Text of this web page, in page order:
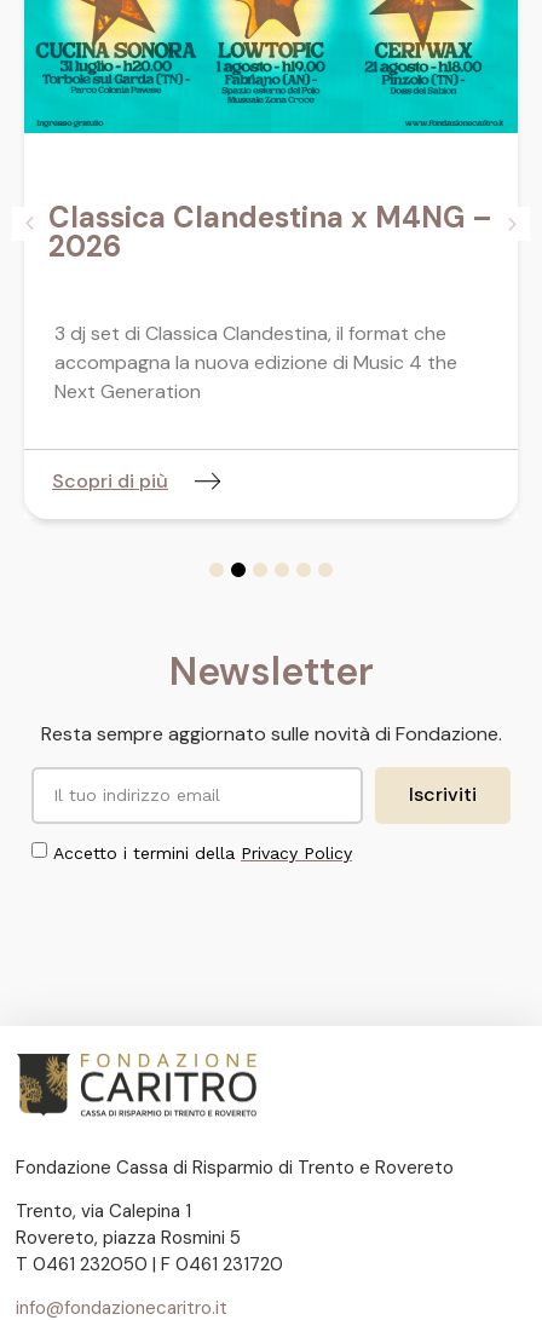
Classica Clandestina x M4NG –
2026
3 dj set di Classica Clandestina, il format che
accompagna la nuova edizione di Music 4 the
Next Generation
Scopri di più
Newsletter
Resta sempre aggiornato sulle novità di Fondazione.
Accetto i termini della Privacy Policy
Iscriviti
Fondazione Cassa di Risparmio di Trento e Rovereto
Trento, via Calepina 1
Rovereto, piazza Rosmini 5
T 0461 232050 | F 0461 231720
info@fondazionecaritro.it